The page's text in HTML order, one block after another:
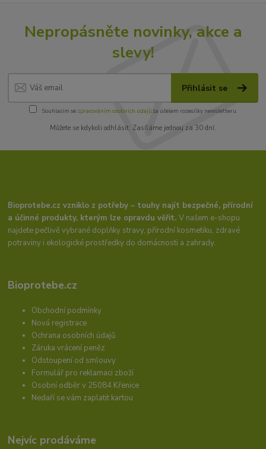
Nepropásněte novinky, akce a
slevy!
Přihlásit se
Souhlasím se zpracováním osobních údajůza účelem rozesílky newsletteru.
Můžete se kdykoli odhlásit. Zasíláme jednou za 30 dní.
Bioprotebe.cz vzniklo z potřeby – touhy najít bezpečné, přírodní
a účinné produkty, kterým lze opravdu věřit.V našem e-shopu
najdete pečlivě vybrané doplňky stravy, přírodní kosmetiku, zdravé
potraviny i ekologické prostředky do domácnosti a zahrady.
Bioprotebe.cz
Obchodní podmínky
Nová registrace
Ochrana osobních údajů
Záruka vrácení peněz
Odstoupení od smlouvy
Formulář pro reklamaci zboží
Osobní odběr v 25084 Křenice
Nedaří se vám zaplatit kartou
Nejvíc prodáváme